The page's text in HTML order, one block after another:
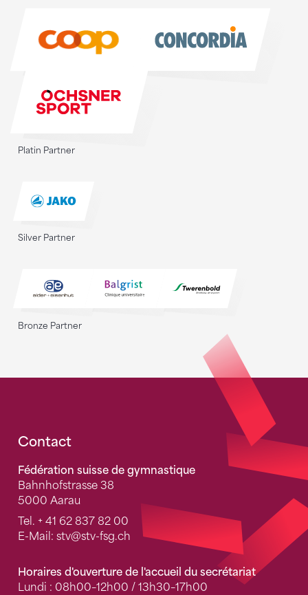
Platin Partner
Silver Partner
Bronze Partner
Fusszeile
Contact
Fédération suisse de gymnastique
Bahnhofstrasse 38
5000 Aarau
Tel. + 41 62 837 82 00
E-Mail: stv@stv-fsg.ch
Horaires d'ouverture de l'accueil du secrétariat
Lundi : 08h00–12h00 / 13h30–17h00